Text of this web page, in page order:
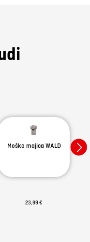
Moška majica WALD
23,99 €